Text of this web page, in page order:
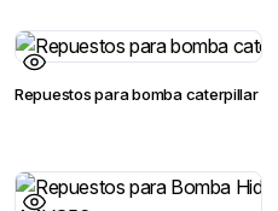
Repuestos para bomba caterpillar